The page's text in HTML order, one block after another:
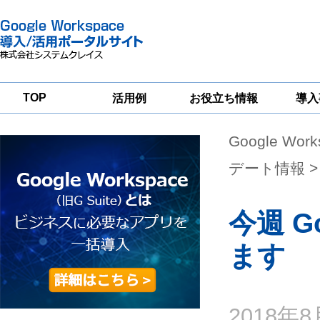
TOP 活用例 お役立ち情報
一
導
グループウェア
移行支援
Google
Workspace
セキュリティ
対策サービス
Google
デート情報
今週
ます